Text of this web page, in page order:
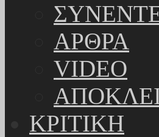
ΑΡΘΡΑ
VIDEO
ΚΡΙΤΙΚΗ